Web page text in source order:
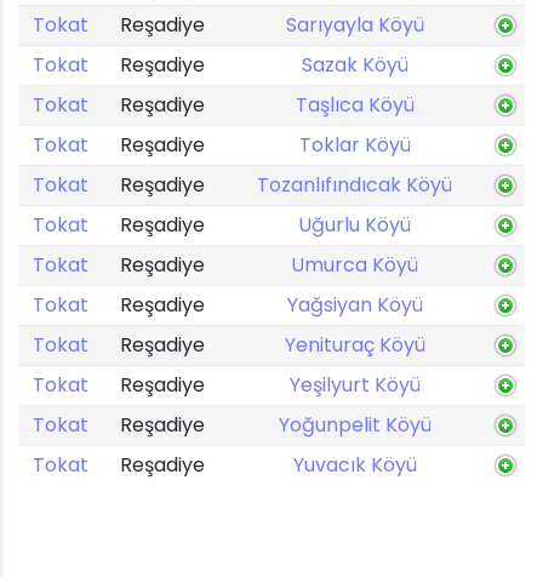
Tokat
Reşadiye
Sarıyayla Köyü
Tokat
Reşadiye
Sazak Köyü
Tokat
Reşadiye
Taşlıca Köyü
Tokat
Reşadiye
Toklar Köyü
Tokat
Reşadiye
Tozanlıfındıcak Köyü
Tokat
Reşadiye
Uğurlu Köyü
Tokat
Reşadiye
Umurca Köyü
Tokat
Reşadiye
Yağsiyan Köyü
Tokat
Reşadiye
Yenituraç Köyü
Tokat
Reşadiye
Yeşilyurt Köyü
Tokat
Reşadiye
Yoğunpelit Köyü
Tokat
Reşadiye Yuvacık Köyü